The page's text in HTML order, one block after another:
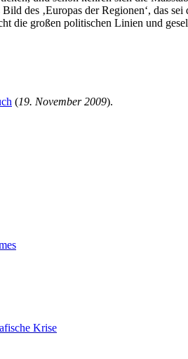
des ‚Europas der Regionen‘, das
die großen politischen Linien und
(19. November 2009).
Krise